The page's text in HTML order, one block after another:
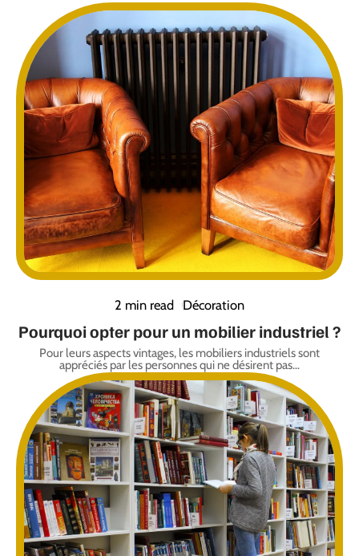
2 min read Décoration
Pourquoi opter pour un mobilier industriel ?
Pour leurs aspects vintages, les mobiliers industriels sont
appréciés par les personnes qui ne désirent pas…